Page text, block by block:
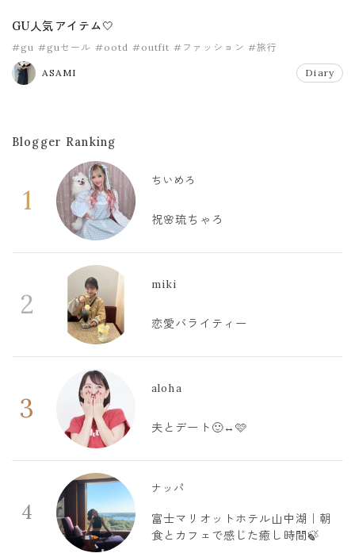
GU人気アイテム🤍
#gu #guセール #ootd #outfit #ファッション #旅行
ASAMI Diary
Blogger Ranking
1
ちいめろ
祝🌸琉ちゃろ
2
miki
恋愛バライティー
3
aloha
夫とデート🙂‍↔️🩷
4
ナッパ
富士マリオットホテル山中湖｜朝
食とカフェで感じた癒し時間🍃